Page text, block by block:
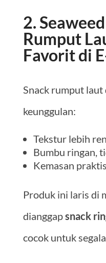
2.
Rumput
Favorit di
Snack rumput
keunggulan:
Tekstur lebih
Bumbu ringan,
Kemasan praktis
Produk ini laris di
dianggapsnack
cocok untuk segala